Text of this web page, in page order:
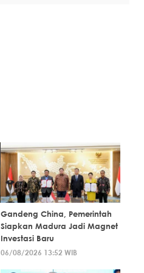
Gandeng China, Pemerintah
Siapkan Madura Jadi Magnet
Investasi Baru
06/08/2026 13:52 WIB